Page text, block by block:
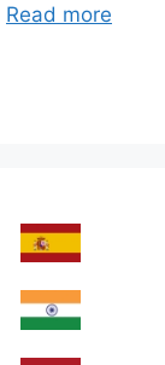
Read more